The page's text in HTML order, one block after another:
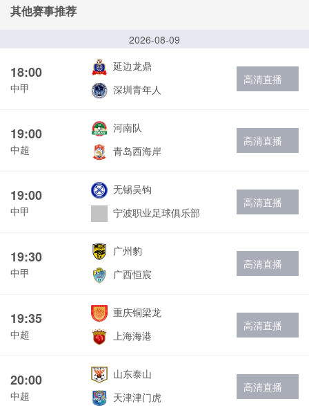
其他赛事推荐
2026-08-09
18:00
中甲
延边龙鼎
深圳青年人
高清直播
19:00
中超
河南队
青岛西海岸
高清直播
19:00
中甲
无锡吴钩
宁波职业足球俱乐部
高清直播
19:30
中甲
广州豹
广西恒宸
高清直播
19:35
中超
重庆铜梁龙
上海海港
高清直播
20:00
中超
山东泰山
天津津门虎
高清直播